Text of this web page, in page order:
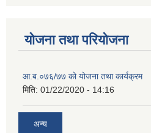
योजना तथा परियोजना
आ.ब.०७६/७७ को योजना तथा कार्यक्रम
मिति: 01/22/2020 - 14:16
अन्य